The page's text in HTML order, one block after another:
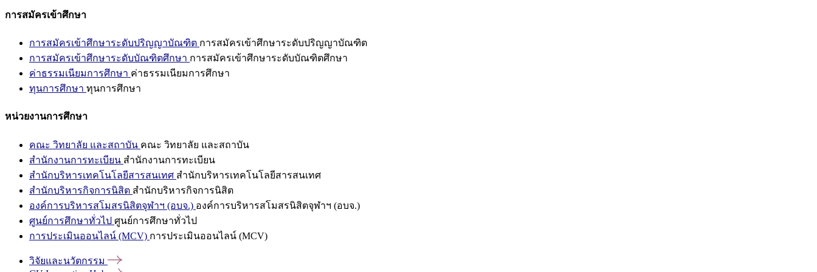
การสมัครเข้าศึกษา
การสมัครเข้าศึกษาระดับปริญญาบัณฑิต การสมัครเข้าศึกษาระดับปริญญาบัณฑิต
การสมัครเข้าศึกษาระดับบัณฑิตศึกษา การสมัครเข้าศึกษาระดับบัณฑิตศึกษา
ค่าธรรมเนียมการศึกษา ค่าธรรมเนียมการศึกษา
ทุนการศึกษา ทุนการศึกษา
หน่วยงานการศึกษา
คณะ วิทยาลัย และสถาบัน คณะ วิทยาลัย และสถาบัน
สำนักงานการทะเบียน สำนักงานการทะเบียน
สำนักบริหารเทคโนโลยีสารสนเทศ สำนักบริหารเทคโนโลยีสารสนเทศ
สำนักบริหารกิจการนิสิต สำนักบริหารกิจการนิสิต
องค์การบริหารสโมสรนิสิตจุฬาฯ (อบจ.) องค์การบริหารสโมสรนิสิตจุฬาฯ (อบจ.)
ศูนย์การศึกษาทั่วไป ศูนย์การศึกษาทั่วไป
การประเมินออนไลน์ (MCV) การประเมินออนไลน์ (MCV)
วิจัยและนวัตกรรม